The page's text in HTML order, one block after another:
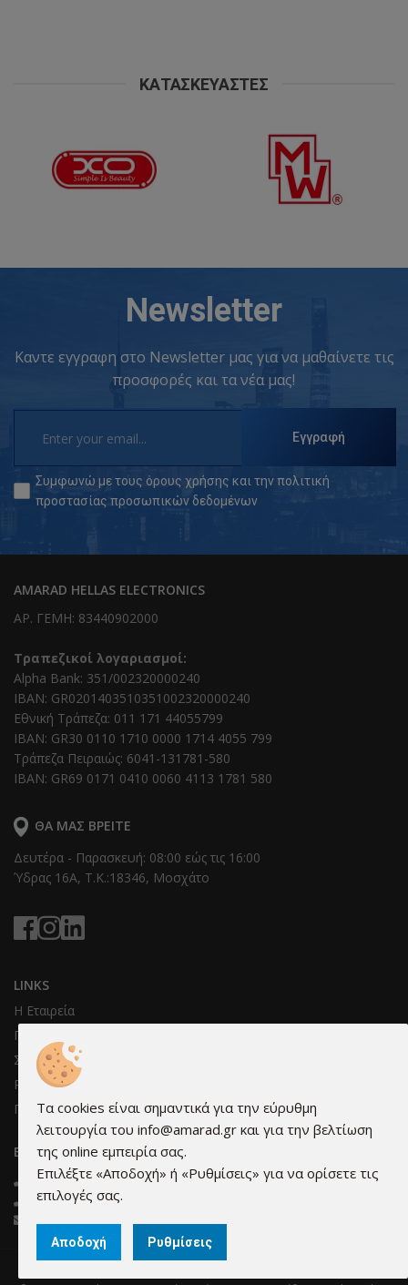
ΚΑΤΑΣΚΕΥΑΣΤΈΣ
Newsletter
Καντε εγγραφη στο Newsletter μας για να μαθαίνετε τις
προσφορές και τα νέα μας!
Εγγραφή
Συμφωνώ με τους όρους χρήσης και τηνπολιτική
προστασίας προσωπικών δεδομένων
AMARAD HELLAS ELECTRONICS
ΑΡ. ΓΕΜΗ: 83440902000
Τραπεζικοί λογαριασμοί:
Alpha Bank: 351/002320000240
IBAN: GR0201403510351002320000240
Εθνική Τράπεζα: 011 171 44055799
IBAN: GR30 0110 1710 0000 1714 4055 799
Τράπεζα Πειραιώς: 6041-131781-580
IBAN: GR69 0171 0410 0060 4113 1781 580
ΘΑ ΜΑΣ ΒΡΕΊΤΕ
Δευτέρα - Παρασκευή: 08:00 εώς τις 16:00
Ύδρας 16Α, T.K.:18346, Μοσχάτο
LINKS
Η Εταιρεία
Πληροφορίες & όροι συνεργασίας
Συνεργάτες μας
Ρυθμίσεις cookies
Προστασία προσωπικών δεδομένων
ΕΠΙΚΟΙΝΩΝΊΑ
210 3473595
210 3421576
Τα cookies είναι σημαντικά για την εύρυθμη
λειτουργία του info@amarad.gr και για την βελτίωση
της online εμπειρία σας.
Επιλέξτε «Αποδοχή» ή «Ρυθμίσεις» για να ορίσετε τις
επιλογές σας.
Αποδοχή Ρυθμίσεις